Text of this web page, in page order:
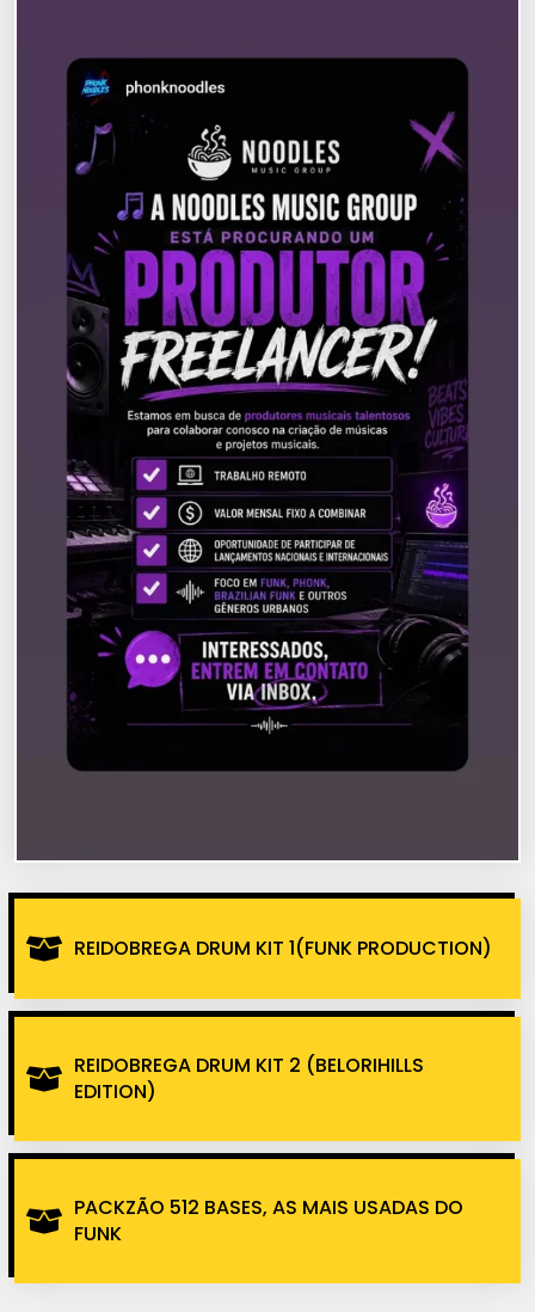
REIDOBREGA DRUM KIT 1(FUNK PRODUCTION)
REIDOBREGA DRUM KIT 2 (BELORIHILLS
EDITION)
PACKZÃO 512 BASES, AS MAIS USADAS DO
FUNK